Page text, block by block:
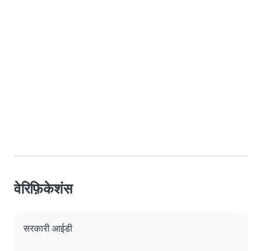
वेरिफ़िकेशंस
सरकारी आईडी